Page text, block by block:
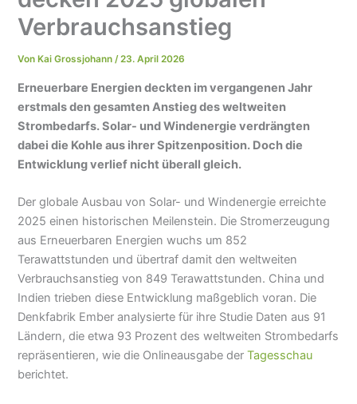
Verbrauchsanstieg
Von Kai Grossjohann/23. April 2026
Erneuerbare Energien deckten im vergangenen Jahr
erstmals den gesamten Anstieg des weltweiten
Strombedarfs. Solar- und Windenergie verdrängten
dabei die Kohle aus ihrer Spitzenposition. Doch die
Entwicklung verlief nicht überall gleich.
Der globale Ausbau von Solar- und Windenergie erreichte
2025 einen historischen Meilenstein. Die Stromerzeugung
aus Erneuerbaren Energien wuchs um 852
Terawattstunden und übertraf damit den weltweiten
Verbrauchsanstieg von 849 Terawattstunden. China und
Indien trieben diese Entwicklung maßgeblich voran. Die
Denkfabrik Ember analysierte für ihre Studie Daten aus 91
Ländern, die etwa 93 Prozent des weltweiten Strombedarfs
repräsentieren, wie die Onlineausgabe derTagesschau
berichtet.